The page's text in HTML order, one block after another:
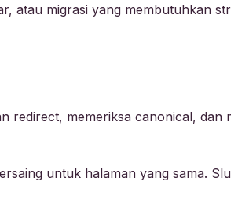
atau migrasi yang membutuhkan
redirect, memeriksa canonical, dan
untuk halaman yang sama.